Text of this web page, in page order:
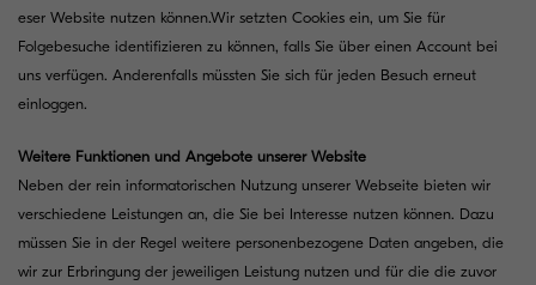
eser Website nutzen können.Wir setzten Cookies ein, um Sie für
Folgebesuche identifizieren zu können, falls Sie über einen Account bei
uns verfügen. Anderenfalls müssten Sie sich für jeden Besuch erneut
einloggen.
Weitere Funktionen und Angebote unserer Website
Neben der rein informatorischen Nutzung unserer Webseite bieten wir
verschiedene Leistungen an, die Sie bei Interesse nutzen können. Dazu
müssen Sie in der Regel weitere personenbezogene Daten angeben, die
wir zur Erbringung der jeweiligen Leistung nutzen und für die die zuvor